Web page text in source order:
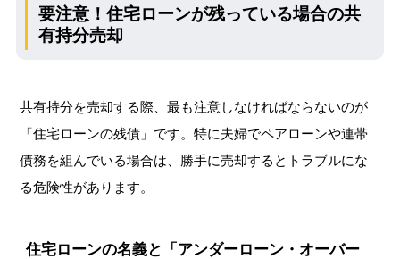
要注意！住宅ローンが残っている場合の共
有持分売却
共有持分を売却する際、最も注意しなければならないのが
「住宅ローンの残債」です。特に夫婦でペアローンや連帯
債務を組んでいる場合は、勝手に売却するとトラブルにな
る危険性があります。
住宅ローンの名義と「アンダーローン・オーバー